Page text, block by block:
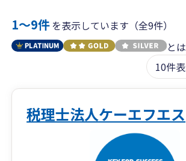
1〜9件を表示しています（全9件）
とは
税理士法人ケーエフエス